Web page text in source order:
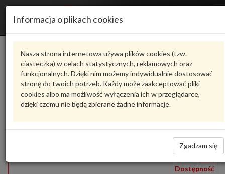
Informacja o plikach cookies
Nasza strona internetowa używa plików cookies (tzw.
ciasteczka) w celach statystycznych, reklamowych oraz
funkcjonalnych. Dzięki nim możemy indywidualnie dostosować
stronę do twoich potrzeb. Każdy może zaakceptować pliki
cookies albo ma możliwość wyłączenia ich w przeglądarce,
dzięki czemu nie będą zbierane żadne informacje.
Zgadzam się
Produkty 1
Pokaż pełny opis Zadaj pytanie o produkt
1S0807109DVAG - produkt oryginalny VW AUDI SEAT SKODA
1 574,29 zł
Wprowadź
ilość
Dostępność